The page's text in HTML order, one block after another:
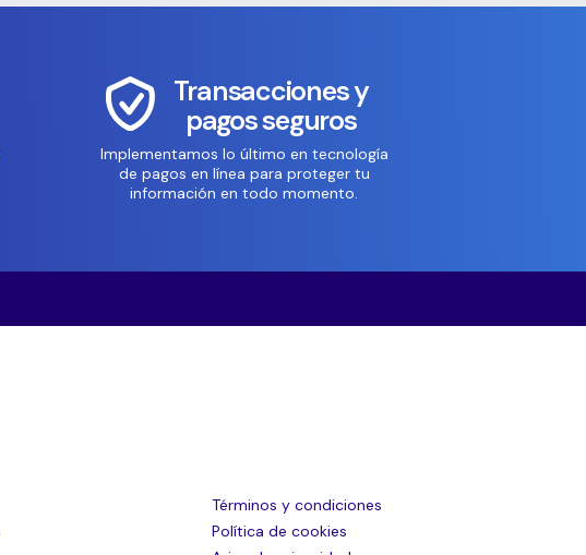
Transacciones y
pagos seguros
Implementamos lo último en tecnología
de pagos en línea para proteger tu
información en todo momento.
Términos y condiciones
Política de cookies